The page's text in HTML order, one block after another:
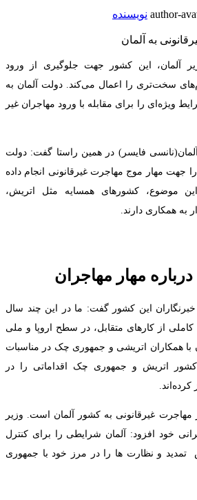
نویسنده
آلمان، این کشور جهت جلوگیری از ورود
سخت‌تری را اعمال می‌کند. دولت آلمان به
ویژه‌ای را برای مقابله با ورود مهاجران غیر
فایسر) در همین راستا گفت: دولت
جهت مهار موج مهاجرت غیرقانونی انجام داده
موضوع، کشورهای همسایه مثل اتریش،
همکاری دارند.
درباره مهار مهاجران
خبرنگاران این کشور گفت: ما در این چند سال
از کارهای متقابل، در سطح اروپا و ملی
با همکاران اتریشی و جمهوری چک در مناسبات
اتریش و جمهوری چک اقداماتی را در
مهاجرت غیرقانونی به کشور آلمان است. وزیر
خود افزود: آلمان شرایطی را برای کنترل
و نظارت ها را در مرز خود با جمهوری